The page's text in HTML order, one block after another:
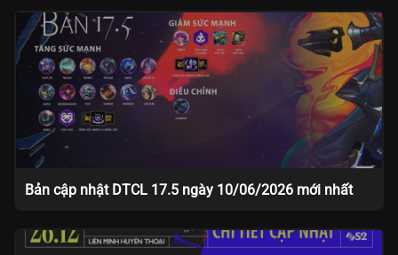
Bản cập nhật DTCL 17.5 ngày 10/06/2026 mới nhất